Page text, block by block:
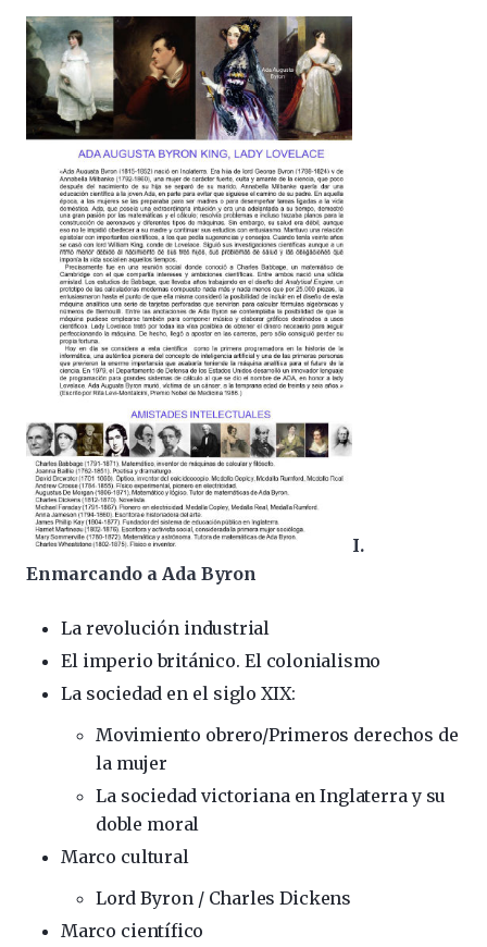
I.
Enmarcando a Ada Byron
La revolución industrial
El imperio británico. El colonialismo
La sociedad en el siglo XIX:
Movimiento obrero/Primeros derechos de
la mujer
La sociedad victoriana en Inglaterra y su
doble moral
Marco cultural
Lord Byron / Charles Dickens
Marco científico